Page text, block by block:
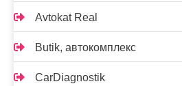
Avtokat Real
Butik, автокомплекс
CarDiagnostik